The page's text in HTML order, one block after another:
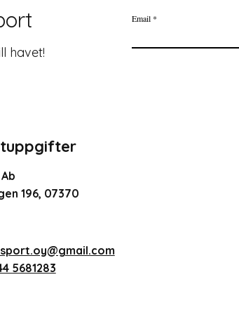
havet!
196, 07370
5681283
Email